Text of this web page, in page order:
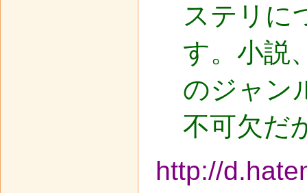
ステリに
す。小説
のジャン
不可欠だ
http://